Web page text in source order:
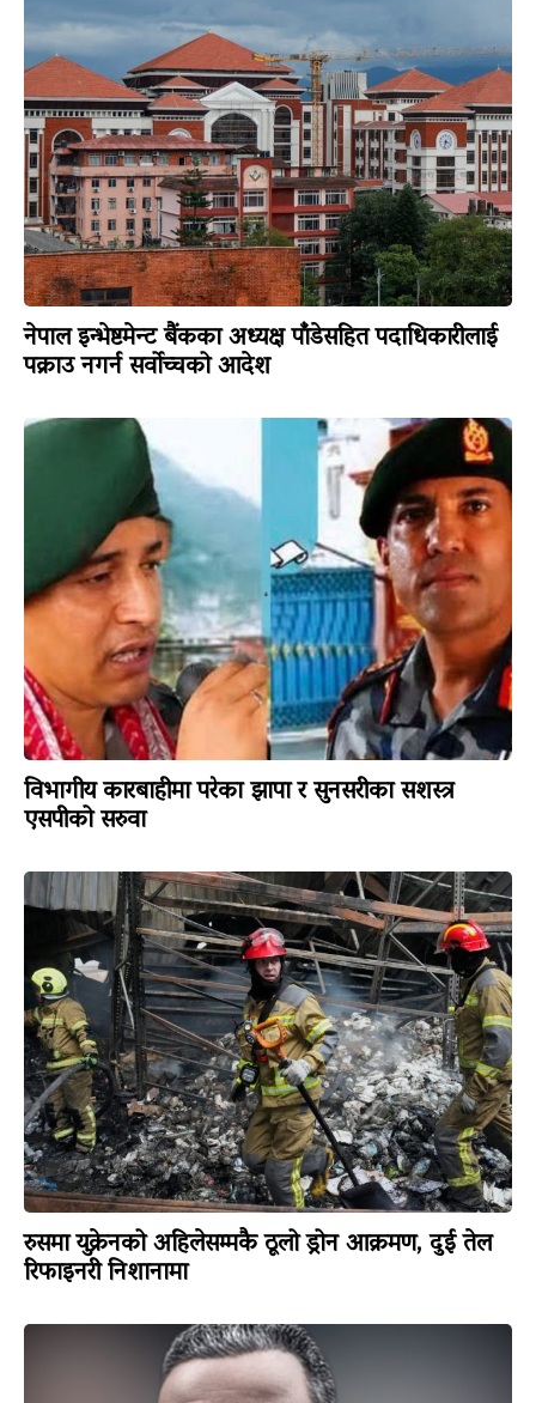
नेपाल इन्भेष्टमेन्ट बैंकका अध्यक्ष पाँडेसहित पदाधिकारीलाई
पक्राउ नगर्न सर्वोच्चको आदेश
विभागीय कारबाहीमा परेका झापा र सुनसरीका सशस्त्र
एसपीको सरुवा
रुसमा युक्रेनको अहिलेसम्मकै ठूलो ड्रोन आक्रमण, दुई तेल
रिफाइनरी निशानामा